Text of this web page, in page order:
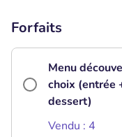
Forfaits
Menu
choix (entrée
dessert)
Vendu : 4